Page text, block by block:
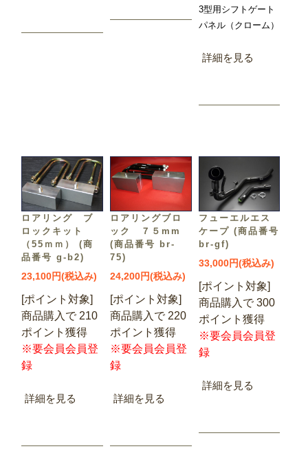
3型用シフトゲート
パネル（クローム）
詳細を見る
ロアリング ブ
ロックキット
（55ｍｍ） (商
品番号 g-b2)
23,100円(税込み)
[ポイント対象]
商品購入で 210
ポイント獲得
※要会員会員登
録
詳細を見る
ロアリングブロ
ック ７５mm
(商品番号 br-
75)
24,200円(税込み)
[ポイント対象]
商品購入で 220
ポイント獲得
※要会員会員登
録
詳細を見る
フューエルエス
ケープ (商品番号
br-gf)
33,000円(税込み)
[ポイント対象]
商品購入で 300
ポイント獲得
※要会員会員登
録
詳細を見る